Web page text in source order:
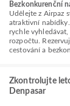
Bezkonkurenční
Udělejte z Airpaz
atraktivní
rychle
rozpočtu.
cestování a
Zkontrolujte
Denpasar